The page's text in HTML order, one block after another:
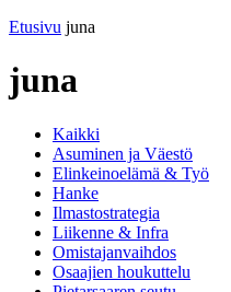
Etusivu juna
juna
Kaikki
Asuminen ja Väestö
Elinkeinoelämä & Työ
Hanke
Ilmastostrategia
Liikenne & Infra
Omistajanvaihdos
Osaajien houkuttelu